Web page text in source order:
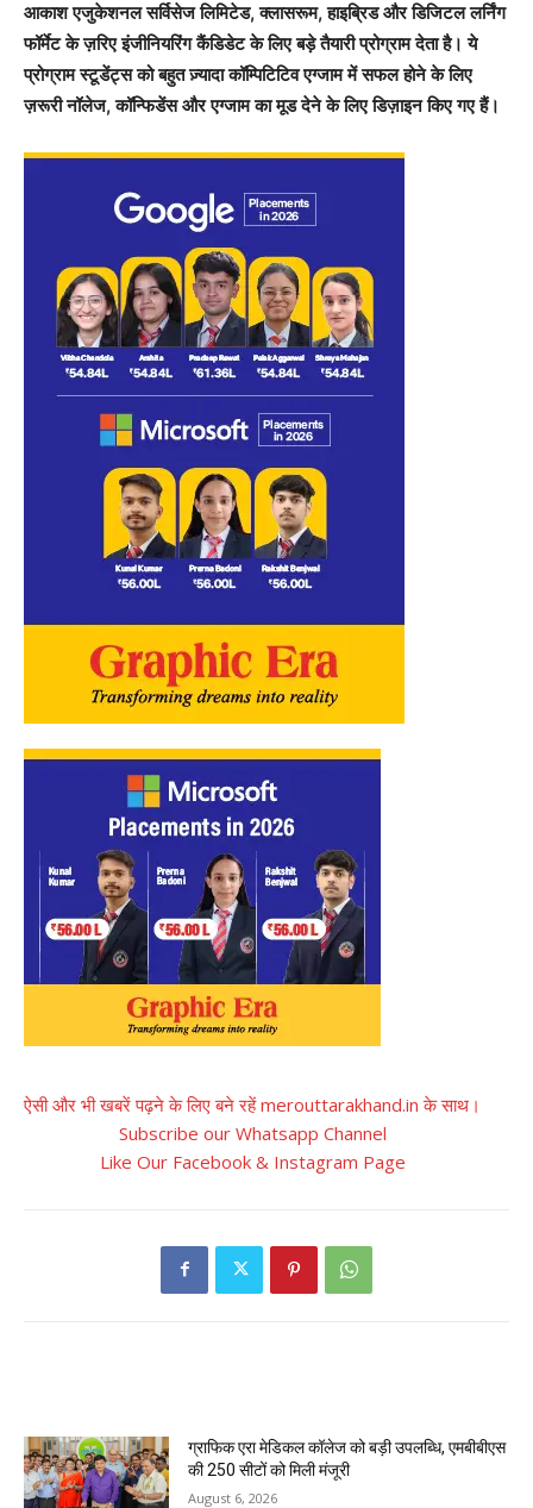
आकाश एजुकेशनल सर्विसेज लिमिटेड, क्लासरूम, हाइब्रिड और डिजिटल लर्निंग
फॉर्मेट के ज़रिए इंजीनियरिंग कैंडिडेट के लिए बड़े तैयारी प्रोग्राम देता है। ये
प्रोग्राम स्टूडेंट्स को बहुत ज़्यादा कॉम्पिटिटिव एग्जाम में सफल होने के लिए
ज़रूरी नॉलेज, कॉन्फिडेंस और एग्जाम का मूड देने के लिए डिज़ाइन किए गए हैं।
ऐसी और भी खबरें पढ़ने के लिए बने रहें merouttarakhand.in के साथ।
Subscribe our Whatsapp Channel
Like Our Facebook & Instagram Page
ग्राफिक एरा मेडिकल कॉलेज को बड़ी उपलब्धि, एमबीबीएस
की 250 सीटों को मिली मंजूरी
August 6, 2026